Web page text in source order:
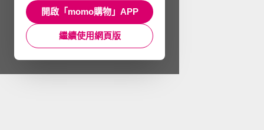
開啟「momo購物」APP
繼續使用網頁版